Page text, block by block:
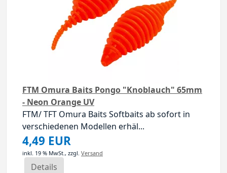
FTM Omura Baits Pongo "Knoblauch" 65mm
- Neon Orange UV
FTM/ TFT Omura Baits Softbaits ab sofort in
verschiedenen Modellen erhäl...
4,49 EUR
inkl. 19 % MwSt., zzgl. Versand
Details